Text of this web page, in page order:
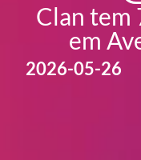
Clan tem
em
2026-05-26